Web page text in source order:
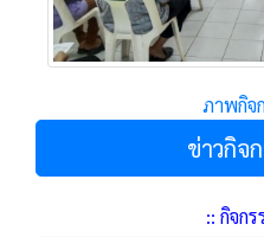
ภาพกิจ
ข่าวกิจ
:: กิจก